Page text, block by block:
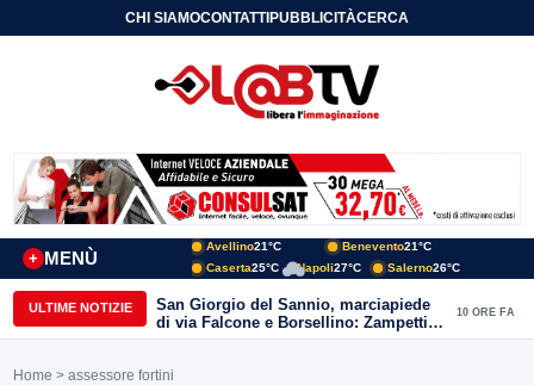
CHI SIAMOCONTATTIPUBBLICITÀCERCA
MENÙ
+
Avellino21°C Benevento21°C
Caserta25°C Napoli27°C Salerno26°C
ULTIME NOTIZIE
San Giorgio del Sannio, marciapiede
di via Falcone e Borsellino: Zampetti e
Lombardi replicano alle polemiche
10 ORE FA
Home > assessore fortini